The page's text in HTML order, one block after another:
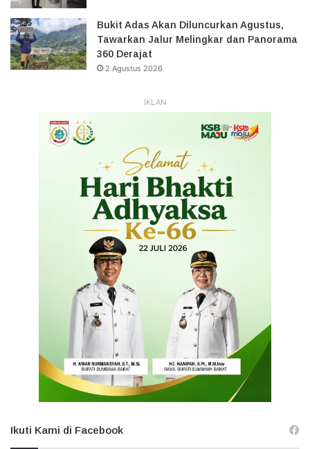
Bukit Adas Akan Diluncurkan Agustus,
Tawarkan Jalur Melingkar dan Panorama
360 Derajat
2 Agustus 2026
IKLAN
Ikuti Kami di Facebook